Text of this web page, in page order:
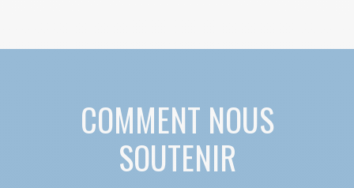
COMMENT NOUS
SOUTENIR